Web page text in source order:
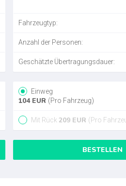
Fahrzeugtyp:
Anzahl der Personen:
Geschätzte Übertragungsdauer:
Einweg
104EUR (Pro Fahrzeug)
Mit Rück 209 EUR (Pro
BESTELLEN